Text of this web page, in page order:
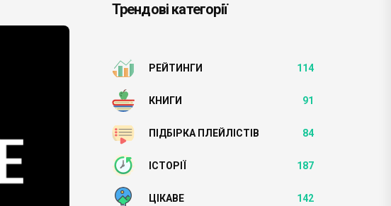
Трендові категорії
РЕЙТИНГИ 114
КНИГИ 91
ПІДБІРКА ПЛЕЙЛІСТІВ 84
ІСТОРІЇ 187
ЦІКАВЕ 142